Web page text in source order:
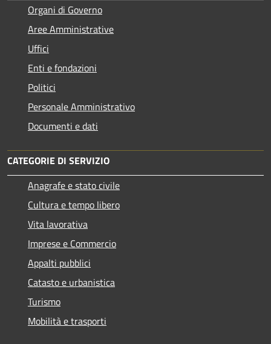
Organi di Governo
Aree Amministrative
Uffici
Enti e fondazioni
Politici
Personale Amministrativo
Documenti e dati
CATEGORIE DI SERVIZIO
Anagrafe e stato civile
Cultura e tempo libero
Vita lavorativa
Imprese e Commercio
Appalti pubblici
Catasto e urbanistica
Turismo
Mobilità e trasporti